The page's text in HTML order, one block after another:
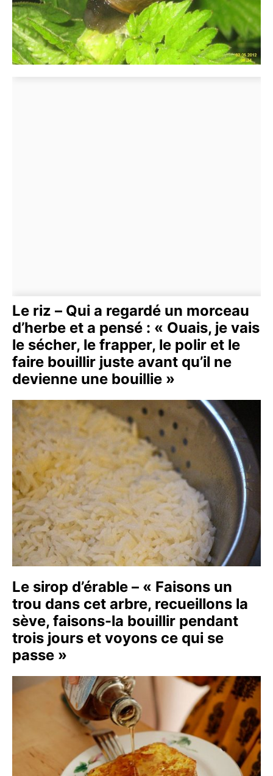
Le riz – Qui a regardé un morceau
d’herbe et a pensé : « Ouais, je vais
le sécher, le frapper, le polir et le
faire bouillir juste avant qu’il ne
devienne une bouillie »
Le sirop d’érable – « Faisons un
trou dans cet arbre, recueillons la
sève, faisons-la bouillir pendant
trois jours et voyons ce qui se
passe »